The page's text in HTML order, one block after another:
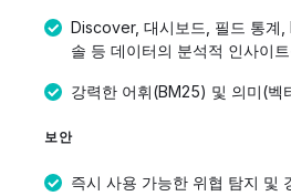
Discover, 대시보드, 필드 통계
솔 등 데이터의 분석적 인사이
강력한 어휘(BM25) 및 의미(벡
보안
즉시 사용 가능한 위협 탐지 및